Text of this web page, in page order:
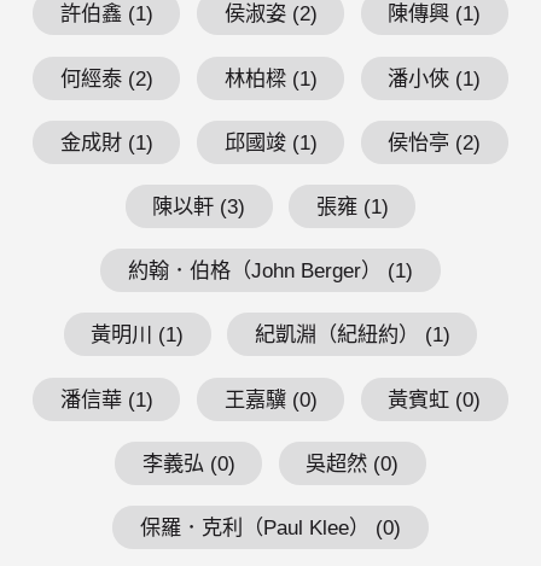
許伯鑫 (1) 侯淑姿 (2) 陳傳興 (1)
何經泰 (2) 林柏樑 (1) 潘小俠 (1)
金成財 (1) 邱國竣 (1) 侯怡亭 (2)
陳以軒 (3) 張雍 (1)
約翰．伯格（John Berger） (1)
黃明川 (1) 紀凱淵（紀紐約） (1)
潘信華 (1) 王嘉驥 (0) 黃賓虹 (0)
李義弘 (0) 吳超然 (0)
保羅．克利（Paul Klee） (0)